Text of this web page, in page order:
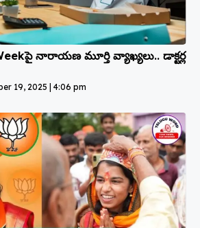
నారాయణ మూర్తి వ్యాఖ్యలు.. డాక్టర్ల
19, 2025 4:06 pm